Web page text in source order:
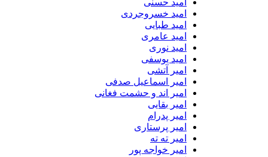
امید حسنی
امید خسروجردی
امید طبایی
امید عامری
امید نوری
امید یوسفی
امیر آتشی
امیر اسماعیل صدفی
امیر اند و حشمت فغانی
امیر بقایی
امیر پدرام
امیر پرستاری
امیر ته ته
امیر خواجه پور